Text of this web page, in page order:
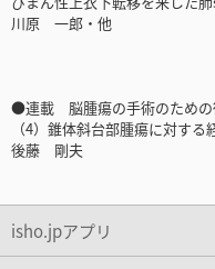
川原 一郎・他
●連載 脳腫瘍の手術のための
（4）錐体斜台部腫瘍に対する
後藤 剛夫
isho.jpアプリ